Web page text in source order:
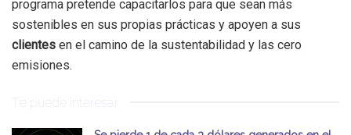
programa pretende capacitarlos para que sean más
sostenibles en sus propias prácticas y apoyen a sus
clientes en el camino de la sustentabilidad y las cero
emisiones.
Te puede interesar